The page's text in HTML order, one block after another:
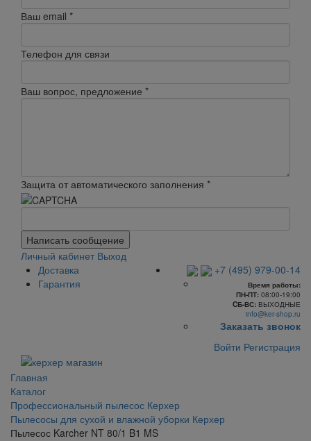
Ваш email *
Телефон для связи
Ваш вопрос, предложение *
Защита от автоматического заполнения *
Написать сообщение
Личный кабинет Выход
Доставка
Гарантия
+7 (495) 979-00-14
Время работы:
ПН-ПТ:08:00-19:00
CБ-ВС:ВЫХОДНЫЕ
info@ker-shop.ru
Заказать звонок
Войти Регистрация
Главная
Каталог
Профессиональный пылесос Керхер
Пылесосы для сухой и влажной уборки Керхер
Пылесос Karcher NT 80/1 B1 MS